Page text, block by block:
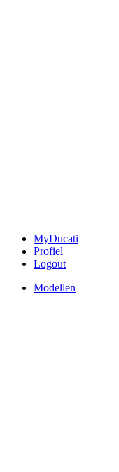
MyDucati
Profiel
Logout
Modellen